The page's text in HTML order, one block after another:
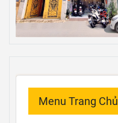
Menu Trang Chủ